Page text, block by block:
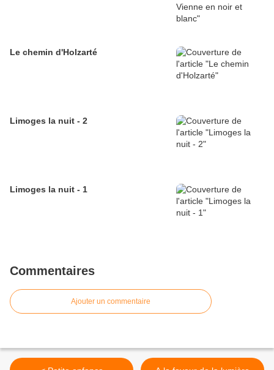
Le chemin d'Holzarté
Limoges la nuit - 2
Limoges la nuit - 1
Commentaires
Ajouter un commentaire